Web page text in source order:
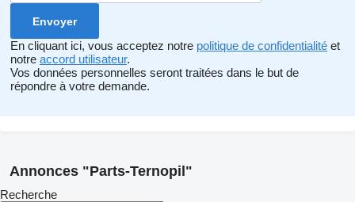
En cliquant ici, vous acceptez notre politique de confidentialité et
notre accord utilisateur.
Vos données personnelles seront traitées dans le but de
répondre à votre demande.
Annonces "Parts-Ternopil"
Recherche